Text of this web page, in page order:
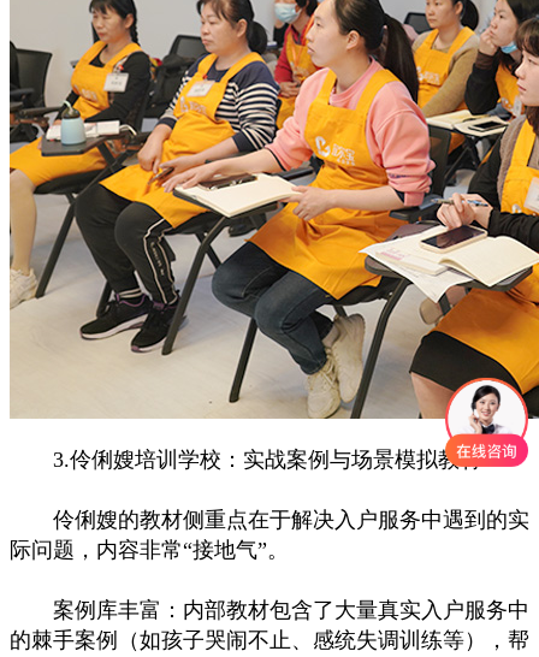
3.伶俐嫂培训学校：实战案例与场景模拟教材
伶俐嫂的教材侧重点在于解决入户服务中遇到的实
际问题，内容非常“接地气”。
案例库丰富：内部教材包含了大量真实入户服务中
的棘手案例（如孩子哭闹不止、感统失调训练等），帮